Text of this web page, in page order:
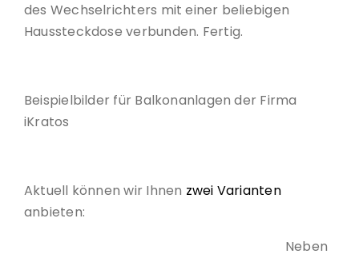
des Wechselrichters mit einer beliebigen
Haussteckdose verbunden. Fertig.
Beispielbilder für Balkonanlagen der Firma
iKratos
Aktuell können wir Ihnen zwei Varianten
anbieten:
Neben